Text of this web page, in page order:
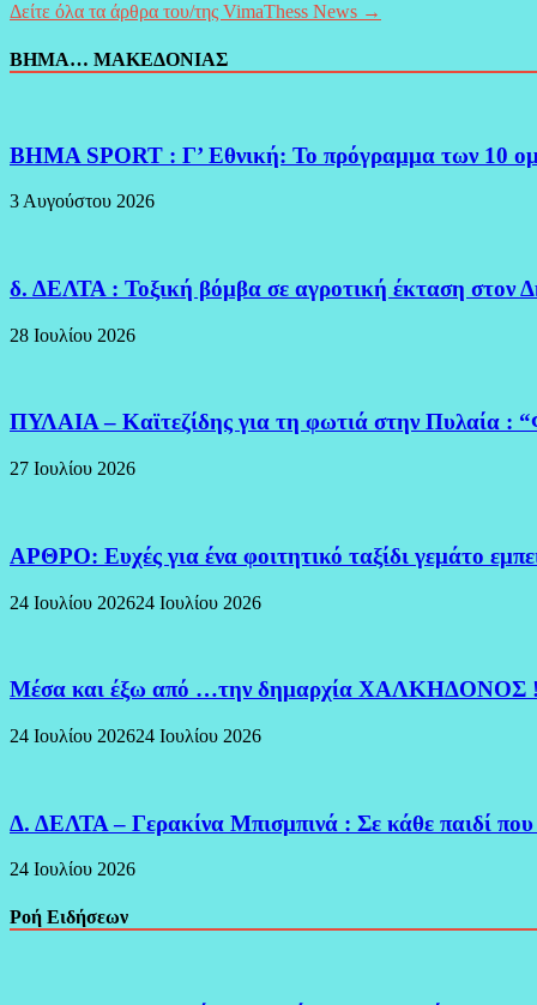
Δείτε όλα τα άρθρα του/της VimaThess News →
ΒΗΜΑ… ΜΑΚΕΔΟΝΙΑΣ
BHMA SPORT : Γ’ Εθνική: Το πρόγραμμα των 10
3 Αυγούστου 2026
δ. ΔΕΛΤΑ : Τοξική βόμβα σε αγροτική έκταση στον
28 Ιουλίου 2026
ΠΥΛΑΙΑ – Καϊτεζίδης για τη φωτιά στην Πυλαία :
27 Ιουλίου 2026
ΑΡΘΡΟ: Ευχές για ένα φοιτητικό ταξίδι γεμάτο
24 Ιουλίου 202624 Ιουλίου 2026
Μέσα και έξω από …την δημαρχία ΧΑΛΚΗΔΟΝΟΣ !
24 Ιουλίου 202624 Ιουλίου 2026
Δ. ΔΕΛΤΑ – Γερακίνα Μπισμπινά : Σε κάθε παιδί
24 Ιουλίου 2026
Ροή Ειδήσεων